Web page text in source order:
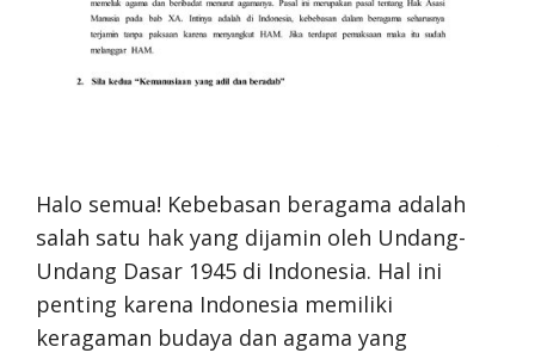
Halo semua! Kebebasan beragama adalah
salah satu hak yang dijamin oleh Undang-
Undang Dasar 1945 di Indonesia. Hal ini
penting karena Indonesia memiliki
keragaman budaya dan agama yang